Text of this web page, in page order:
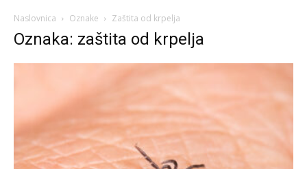
Naslovnica Oznake Zaštita od krpelja
Oznaka: zaštita od krpelja